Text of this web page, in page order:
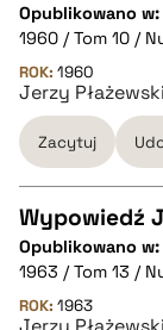
CZYSTY
pobierz cytat
BIBTEX
pobierz cytat
Opublikowano w:
1960 / Tom 10 /
ROK: 1960
Jerzy Płażewski
Zacytuj
CZYSTY
Wypowiedź
Opublikowano w:
1963 / Tom 13 /
ROK: 1963